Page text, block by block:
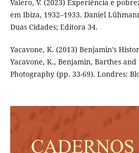
Valero, V. (2023) Experiência e
em Ibiza, 1932–1933. Daniel
Duas Cidades; Editora 34.
Yacavone, K. (2013) Benjamin’s
Yacavone, K., Benjamin, Barthes
Photography (pp. 33-69). Londres: